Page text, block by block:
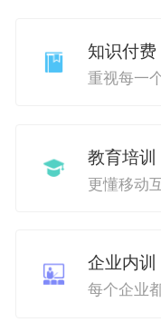
知识付费
重视每一
教育培训
更懂移动
企业内训
每个企业